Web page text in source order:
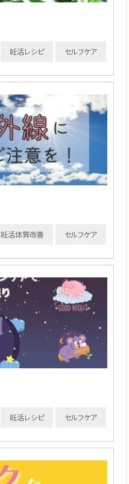
セルフケア
妊活レシピ
セルフケア
妊活体質改善
セルフケア
妊活レシピ